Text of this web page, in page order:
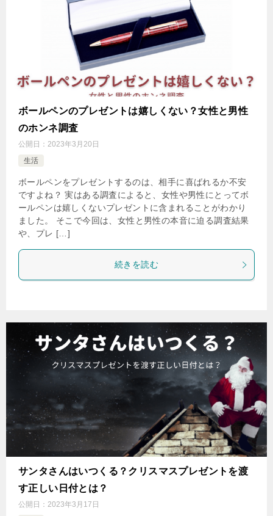
ボールペンのプレゼントは嬉しくない？女性と男性
のホンネ調査
公開日： 2023年3月20日
生活
ボールペンをプレゼントするのは、相手に喜ばれるか不安
ですよね？ 実はある調査によると、女性や男性にとってボ
ールペンは嬉しくないプレゼントに含まれることがわかり
ました。 そこで今回は、女性と男性の本音に迫る調査結果
や、プレ […]
続きを読む
サンタさんはいつくる？クリスマスプレゼントを渡
す正しい日付とは？
公開日： 2023年3月17日